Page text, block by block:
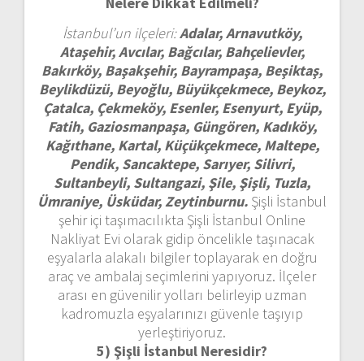
İstanbul’un ilçeleri:Adalar, Arnavutköy,
Ataşehir, Avcılar, Bağcılar, Bahçelievler,
Bakırköy, Başakşehir, Bayrampaşa, Beşiktaş,
Beylikdüzü, Beyoğlu, Büyükçekmece, Beykoz,
Çatalca, Çekmeköy, Esenler, Esenyurt, Eyüp,
Fatih, Gaziosmanpaşa, Güngören, Kadıköy,
Kağıthane, Kartal, Küçükçekmece, Maltepe,
Pendik, Sancaktepe, Sarıyer, Silivri,
Sultanbeyli, Sultangazi, Şile, Şişli, Tuzla,
Ümraniye, Üsküdar, Zeytinburnu. Şişli İstanbul
şehir içi taşımacılıkta Şişli İstanbul Online
Nakliyat Evi olarak gidip öncelikle taşınacak
eşyalarla alakalı bilgiler toplayarak en doğru
araç ve ambalaj seçimlerini yapıyoruz. İlçeler
arası en güvenilir yolları belirleyip uzman
kadromuzla eşyalarınızı güvenle taşıyıp
yerleştiriyoruz.
5) Şişli İstanbul Neresidir?